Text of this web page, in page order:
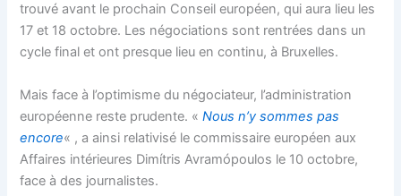
trouvé avant le prochain Conseil européen, qui aura lieu les
17 et 18 octobre. Les négociations sont rentrées dans un
cycle final et ont presque lieu en continu, à Bruxelles.
Mais face à l’optimisme du négociateur, l’administration
européenne reste prudente. «Nous n’y sommes pas
encore« , a ainsi relativisé le commissaire européen aux
Affaires intérieures Dimítris Avramópoulos le 10 octobre,
face à des journalistes.